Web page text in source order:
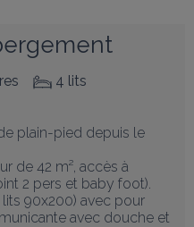
4 lits
plain-pied depuis le
de 42 m², accès à
2 pers et baby foot).
90x200) avec pour
avec douche et